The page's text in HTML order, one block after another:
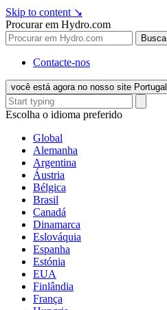
Skip to content ↘
Procurar em Hydro.com
Busca
Contacte-nos
você está agora no nosso site Portugal
Escolha o idioma preferido
Global
Alemanha
Argentina
Áustria
Bélgica
Brasil
Canadá
Dinamarca
Eslováquia
Espanha
Estónia
EUA
Finlândia
França